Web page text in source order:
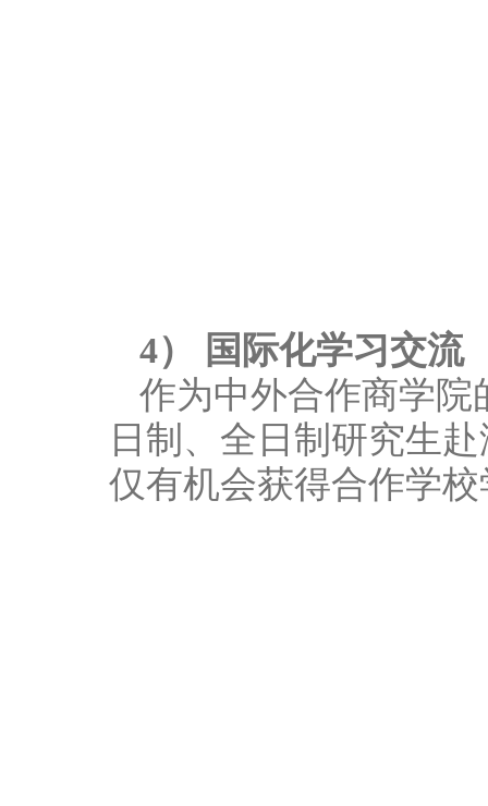
4） 国际化学习交流
作为中外合作商学
日制、全日制研究生
仅有机会获得合作学